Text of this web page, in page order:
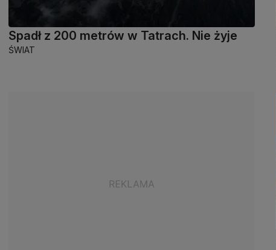
Spadł z 200 metrów w Tatrach. Nie żyje
ŚWIAT